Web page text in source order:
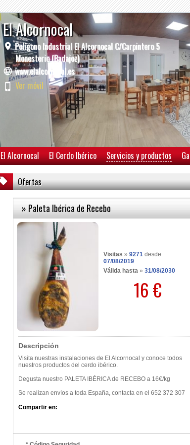
El Alcornocal
Polígono Industrial El Alcornocal C/Carpintero 5
Monesterio (Badajoz)
www.elalcornocal.es
Ver móvil
El Alcornocal El Cerdo Ibérico Servicios y productos
Ofertas
» Paleta Ibérica de Recebo
Visitas » 9271 desde
07/08/2019
Válida hasta » 31/08/2030
16 €
Descripción
Visita nuestras instalaciones de El Alcornocal y conoce todos
nuestros productos del cerdo ibérico.
Degusta nuestro PALETA IBÉRICA de RECEBO a 16€/kg
Se realizan envíos a toda España, contacta en el 652 372 307
Compartir en: